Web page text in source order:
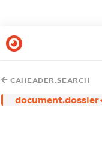
CAHEADER.SEARCH
document.dossier